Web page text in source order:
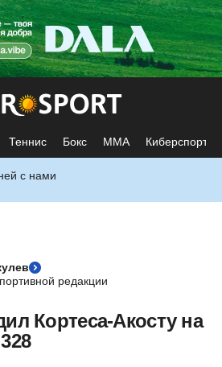
Теннис Бокс ММА Киберспорт
с нами
редакции
Кортеса-Акосту на